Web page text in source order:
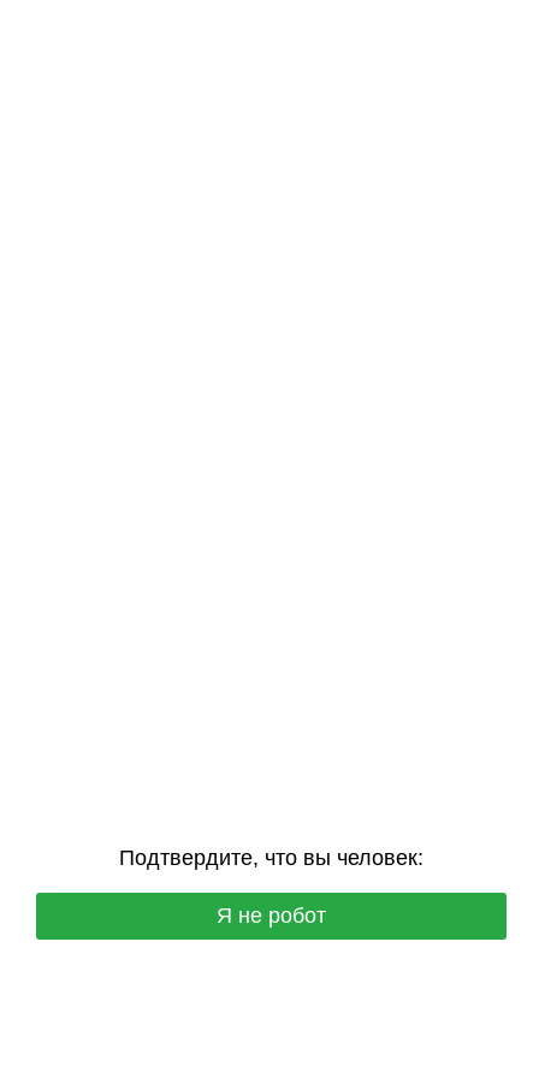
Подтвердите, что вы человек:
Я не робот